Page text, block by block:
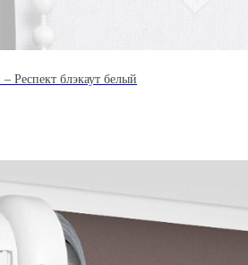
блэкаут белый